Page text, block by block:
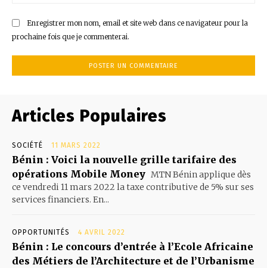
Enregistrer mon nom, email et site web dans ce navigateur pour la
prochaine fois que je commenterai.
Articles Populaires
SOCIÉTÉ 11 MARS 2022
Bénin : Voici la nouvelle grille tarifaire des
opérations Mobile Money MTN Bénin applique dès
ce vendredi 11 mars 2022 la taxe contributive de 5% sur ses
services financiers. En...
OPPORTUNITÉS 4 AVRIL 2022
Bénin : Le concours d’entrée à l’Ecole Africaine
des Métiers de l’Architecture et de l’Urbanisme